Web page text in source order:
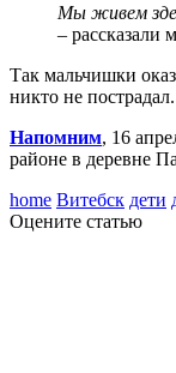
Мы живем
– рассказали
Так мальчишки
никто не пострадал.
Напомним, 16
районе в деревне
home Витебск дети
Оцените статью